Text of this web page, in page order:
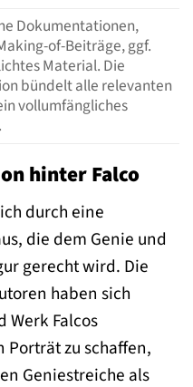
Dokumentationen,
of-Beiträge, ggf.
Material. Die
bündelt alle relevanten
vollumfängliches
hinter Falco
durch eine
die dem Genie und
gerecht wird. Die
haben sich
Werk Falcos
Porträt zu schaffen,
Geniestreiche als